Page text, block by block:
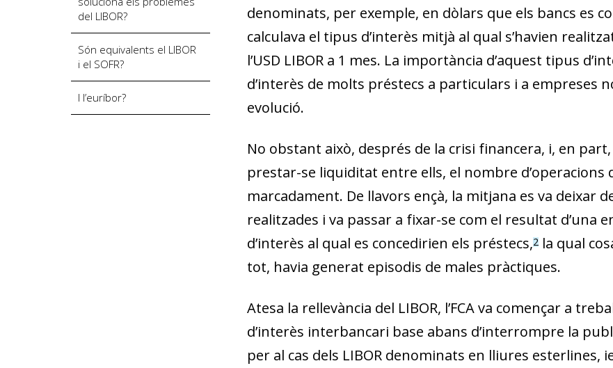
del LIBOR?
Són equivalents el LIBOR
i el SOFR?
I l’euríbor?
denominats, per exemple, en dòlars que els bancs es
calculava el tipus d’interès mitjà al qual s’havien
l’USD LIBOR a 1 mes. La importància d’aquest tipus
d’interès de molts préstecs a particulars i a empreses
evolució.
No obstant això, després de la crisi financera, i, en
prestar-se liquiditat entre ells, el nombre d’operacions
marcadament. De llavors ençà, la mitjana es va deixar
realitzades i va passar a fixar-se com el resultat d’una
d’interès al qual es concedirien els préstecs,2la qual
tot, havia generat episodis de males pràctiques.
Atesa la rellevància del LIBOR, l’FCA va començar a
d’interès interbancari base abans d’interrompre la
per al cas dels LIBOR denominats en lliures esterlines,